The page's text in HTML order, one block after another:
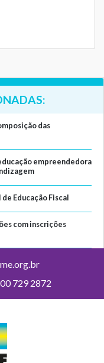
das
empreendedora
Educação Fiscal
com inscrições
729 2872